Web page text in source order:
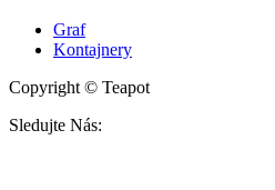
Graf
Kontajnery
Copyright © Teapot
Sledujte Nás: